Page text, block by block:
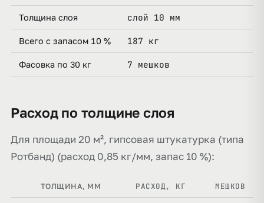
Толщина слоя слой 10 мм
Всего с запасом 10 % 187 кг
Фасовка по 30 кг 7 мешков
Расход по толщине слоя
Для площади 20 м², гипсовая штукатурка (типа
Ротбанд) (расход 0,85 кг/мм, запас 10 %):
ТОЛЩИНА, ММ РАСХОД, КГ МЕШКОВ